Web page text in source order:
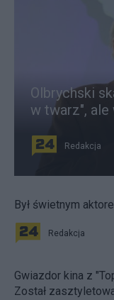
Olbrychski
w twarz", ale
Redakcja
Był świetnym
Redakcja
Gwiazdor kina z
Został